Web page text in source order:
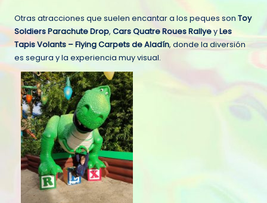
Otras atracciones que suelen encantar a los peques son Toy
Soldiers Parachute Drop, Cars Quatre Roues RallyeyLes
Tapis Volants – Flying Carpets de Aladín, donde la diversión
es segura y la experiencia muy visual.